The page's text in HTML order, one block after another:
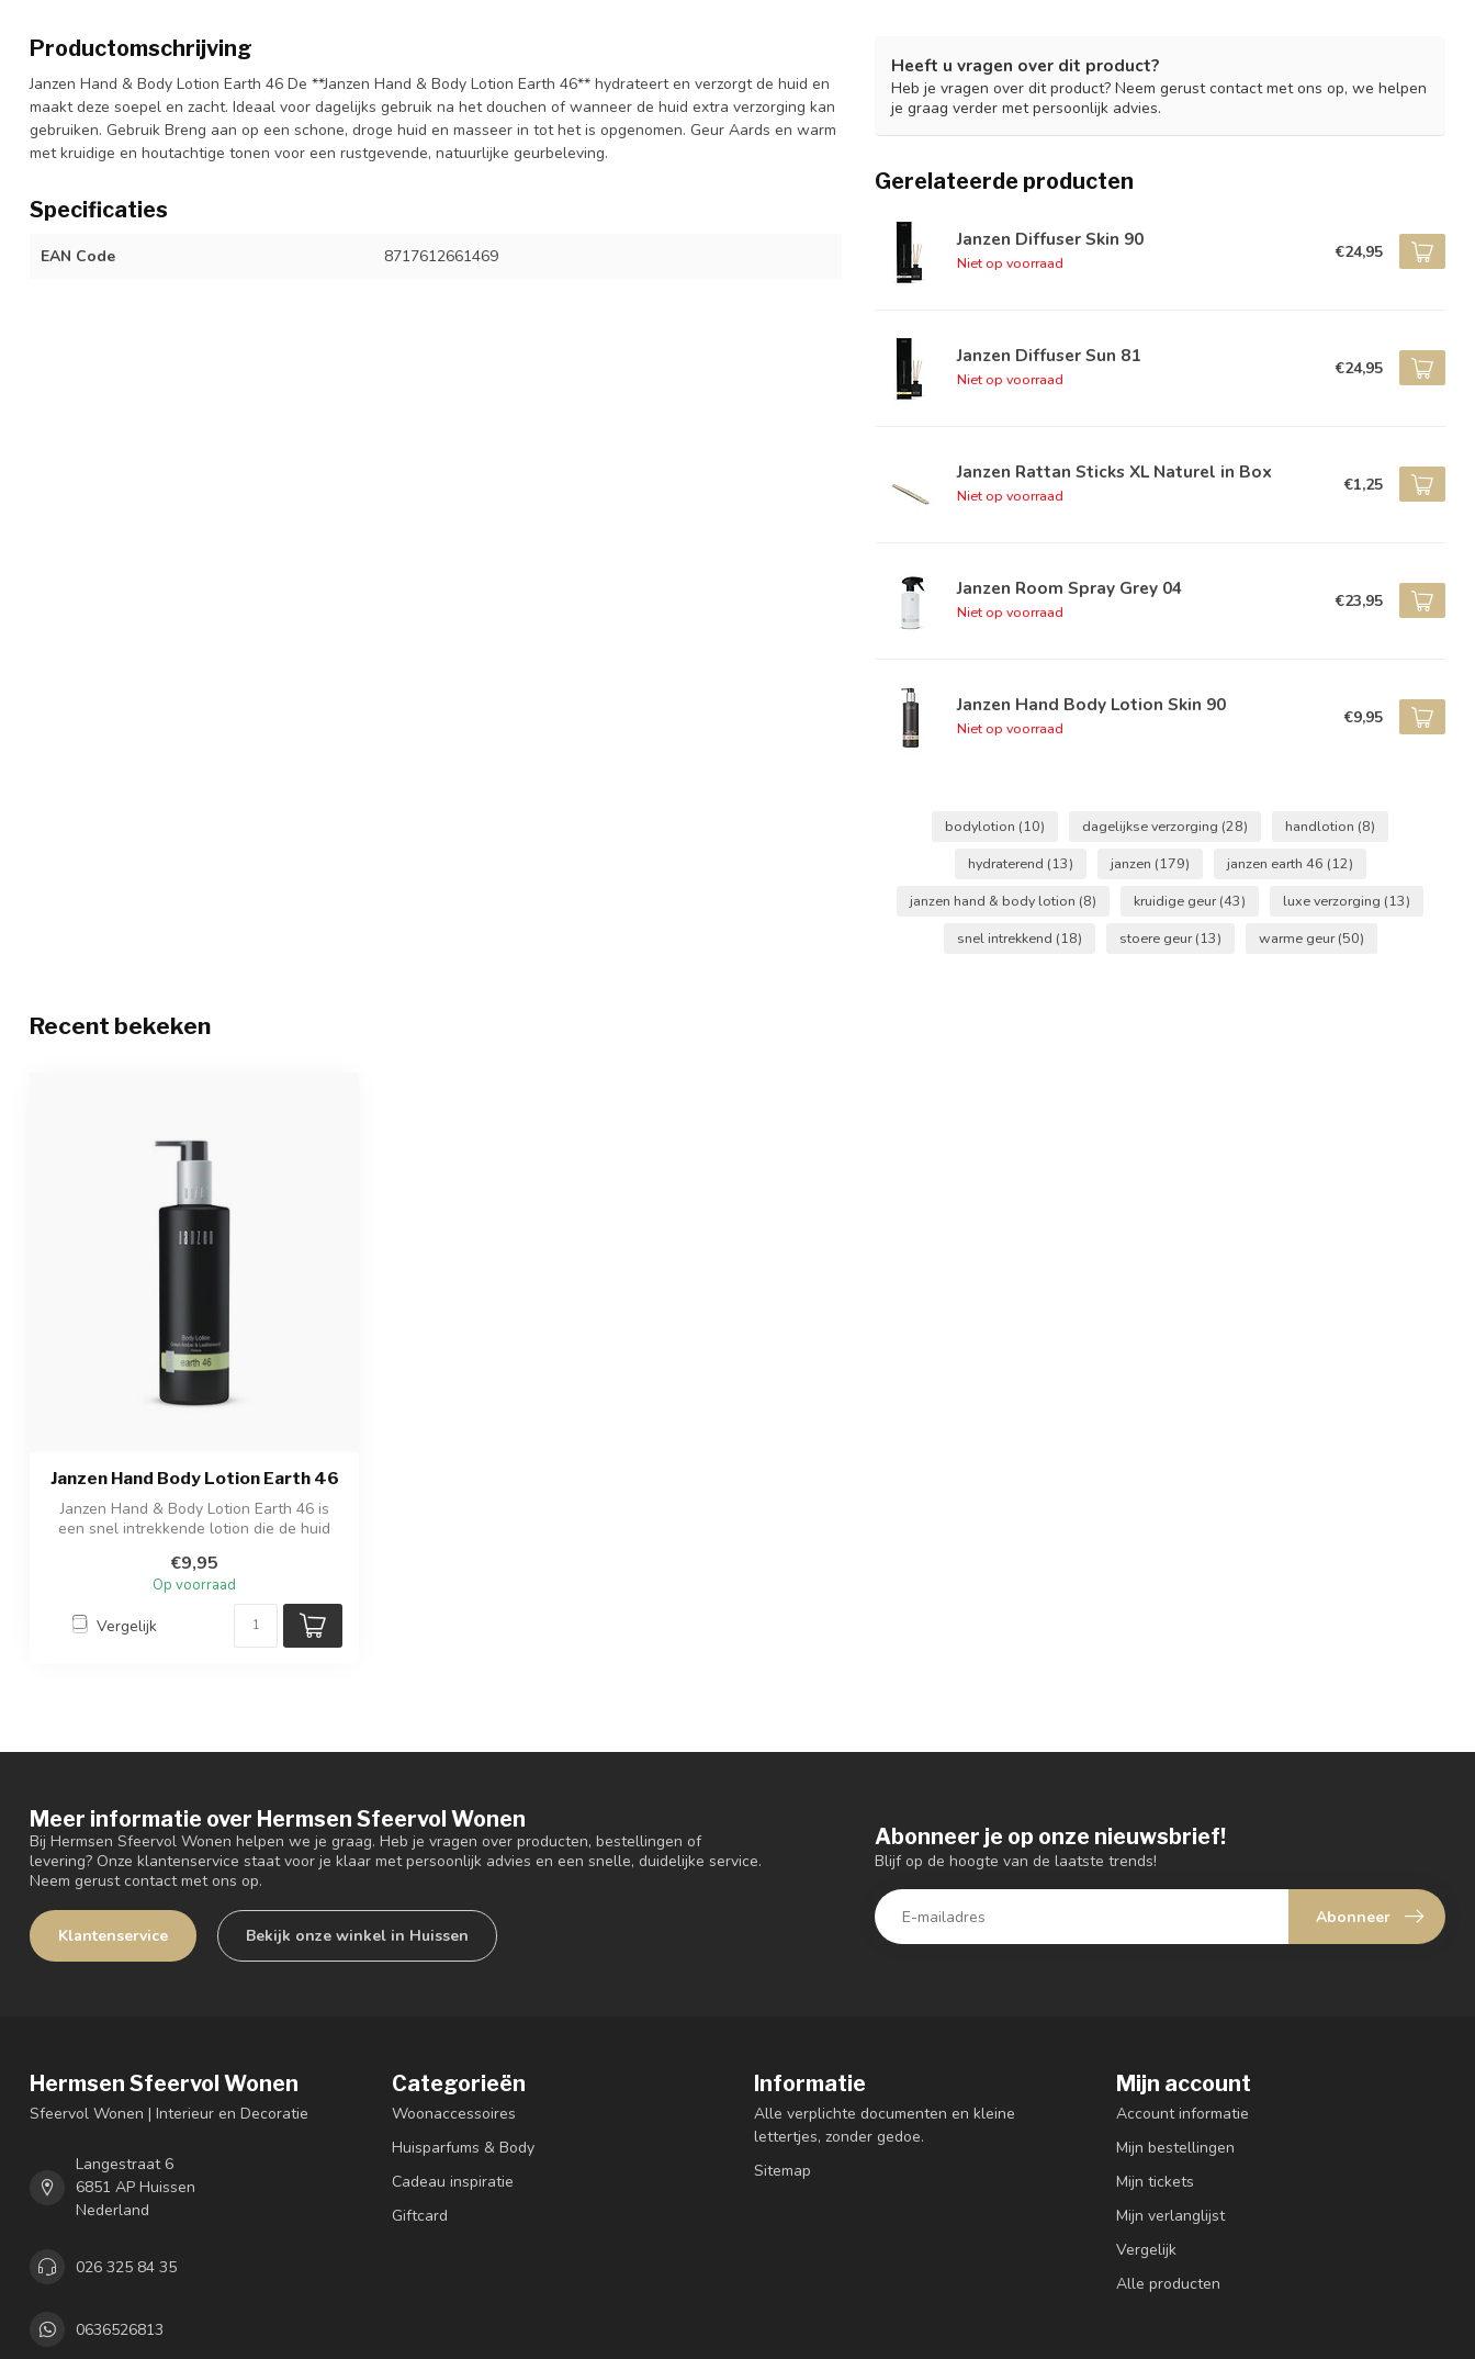
Productomschrijving
Janzen Hand & Body Lotion Earth 46 De **Janzen Hand & Body Lotion Earth 46** hydrateert en verzorgt de huid en
maakt deze soepel en zacht. Ideaal voor dagelijks gebruik na het douchen of wanneer de huid extra verzorging kan
gebruiken. Gebruik Breng aan op een schone, droge huid en masseer in tot het is opgenomen. Geur Aards en warm
met kruidige en houtachtige tonen voor een rustgevende, natuurlijke geurbeleving.
Specificaties
EAN Code 8717612661469
Heeft u vragen over dit product?
Heb je vragen over dit product? Neem gerust contact met ons op, we helpen
je graag verder met persoonlijk advies.
Gerelateerde producten
Janzen Diffuser Skin 90
Niet op voorraad
€24,95
Janzen Diffuser Sun 81
Niet op voorraad
€24,95
Janzen Rattan Sticks XL Naturel in Box
Niet op voorraad
€1,25
Janzen Room Spray Grey 04
Niet op voorraad
€23,95
Janzen Hand Body Lotion Skin 90
Niet op voorraad
€9,95
bodylotion (10) dagelijkse verzorging (28) handlotion (8)
hydraterend (13) janzen (179) janzen earth 46 (12)
janzen hand & body lotion (8) kruidige geur(43) luxe verzorging (13)
snel intrekkend (18) stoere geur(13) warme geur(50)
Recent bekeken
Janzen Hand Body Lotion Earth 46
Janzen Hand & Body Lotion Earth 46 is
een snel intrekkende lotion die de huid
€9,95
Op voorraad
Vergelijk
Meer informatie over Hermsen Sfeervol Wonen
Bij Hermsen Sfeervol Wonen helpen we je graag. Heb je vragen over producten, bestellingen of
levering? Onze klantenservice staat voor je klaar met persoonlijk advies en een snelle, duidelijke service.
Neem gerust contact met ons op.
Klantenservice Bekijk onze winkel in Huissen
Abonneer je op onze nieuwsbrief!
Blijf op de hoogte van de laatste trends!
Abonneer
Hermsen Sfeervol Wonen
Sfeervol Wonen | Interieur en Decoratie
Langestraat 6
6851 AP Huissen
Nederland
026 325 84 35
0636526813
Categorieën
Woonaccessoires
Huisparfums & Body
Cadeau inspiratie
Giftcard
Informatie
Alle verplichte documenten en kleine
lettertjes, zonder gedoe.
Sitemap
Mijn account
Account informatie
Mijn bestellingen
Mijn tickets
Mijn verlanglijst
Vergelijk
Alle producten